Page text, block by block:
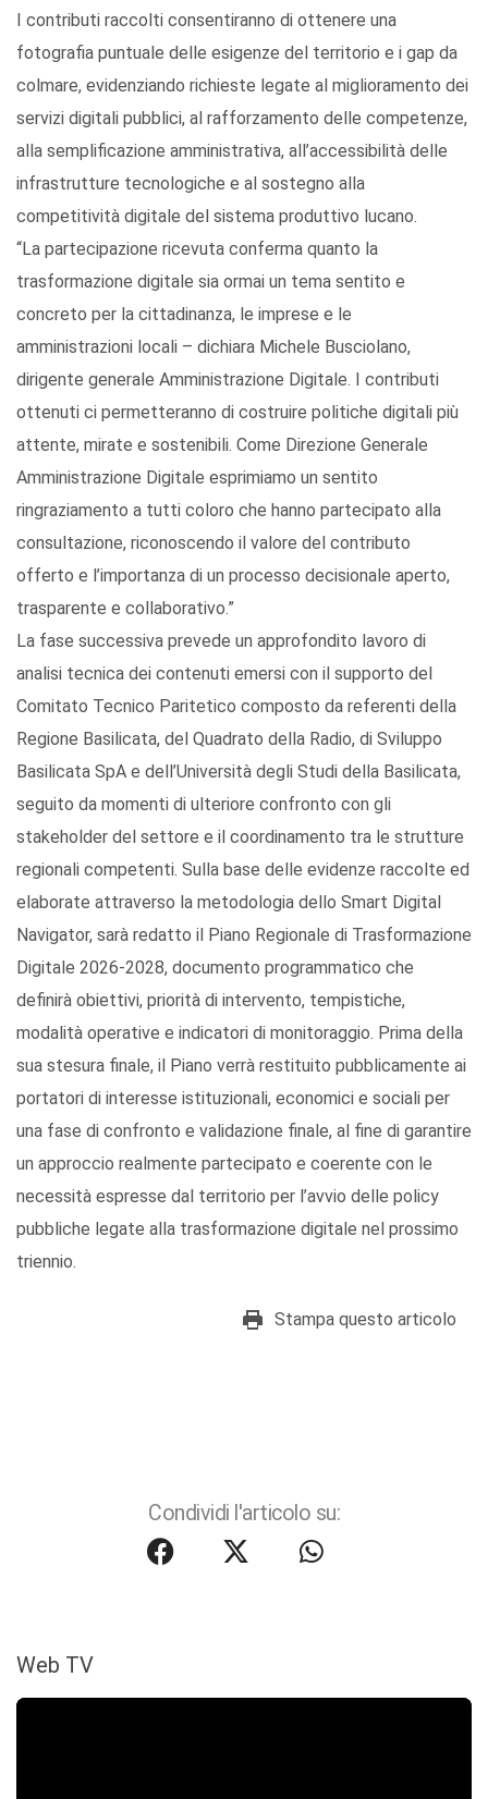
I contributi raccolti consentiranno di ottenere una
fotografia puntuale delle esigenze del territorio e i gap da
colmare, evidenziando richieste legate al miglioramento dei
servizi digitali pubblici, al rafforzamento delle competenze,
alla semplificazione amministrativa, all’accessibilità delle
infrastrutture tecnologiche e al sostegno alla
competitività digitale del sistema produttivo lucano.
“La partecipazione ricevuta conferma quanto la
trasformazione digitale sia ormai un tema sentito e
concreto per la cittadinanza, le imprese e le
amministrazioni locali – dichiara Michele Busciolano,
dirigente generale Amministrazione Digitale. I contributi
ottenuti ci permetteranno di costruire politiche digitali più
attente, mirate e sostenibili. Come Direzione Generale
Amministrazione Digitale esprimiamo un sentito
ringraziamento a tutti coloro che hanno partecipato alla
consultazione, riconoscendo il valore del contributo
offerto e l’importanza di un processo decisionale aperto,
trasparente e collaborativo.”
La fase successiva prevede un approfondito lavoro di
analisi tecnica dei contenuti emersi con il supporto del
Comitato Tecnico Paritetico composto da referenti della
Regione Basilicata, del Quadrato della Radio, di Sviluppo
Basilicata SpA e dell’Università degli Studi della Basilicata,
seguito da momenti di ulteriore confronto con gli
stakeholder del settore e il coordinamento tra le strutture
regionali competenti. Sulla base delle evidenze raccolte ed
elaborate attraverso la metodologia dello Smart Digital
Navigator, sarà redatto il Piano Regionale di Trasformazione
Digitale 2026-2028, documento programmatico che
definirà obiettivi, priorità di intervento, tempistiche,
modalità operative e indicatori di monitoraggio. Prima della
sua stesura finale, il Piano verrà restituito pubblicamente ai
portatori di interesse istituzionali, economici e sociali per
una fase di confronto e validazione finale, al fine di garantire
un approccio realmente partecipato e coerente con le
necessità espresse dal territorio per l’avvio delle policy
pubbliche legate alla trasformazione digitale nel prossimo
triennio.
Stampa questo articolo
Condividi l'articolo su:
Web TV